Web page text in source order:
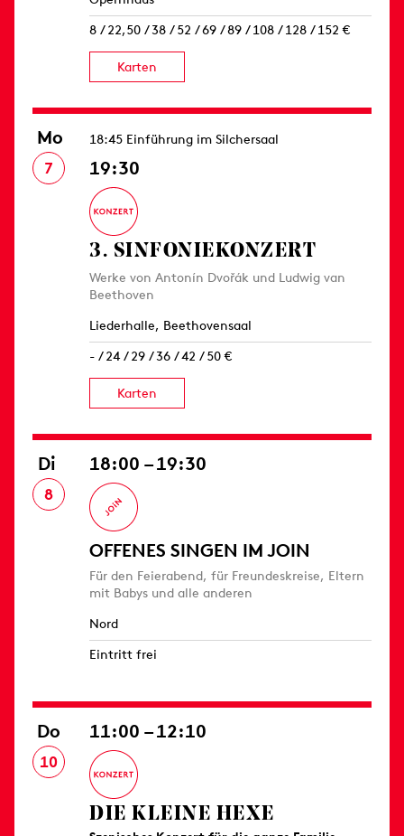
8 / 22,50 / 38 / 52 / 69 / 89 / 108 / 128 / 152 €
Karten
Mo
7
18:45 Einführung im Silchersaal
19:30
3. SINFONIE­KONZERT
Werke von Antonín Dvořák und Ludwig van
Beethoven
Liederhalle, Beethovensaal
- / 24 / 29 / 36 / 42 / 50 €
Karten
Di
8
18:00 – 19:30
OFFENES SINGEN IM JOIN
Für den Feierabend, für Freundeskreise, Eltern
mit Babys und alle anderen
Nord
Eintritt frei
Do
10
11:00 – 12:10
DIE KLEINE HEXE